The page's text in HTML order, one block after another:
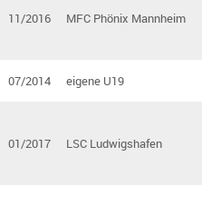
11/2016 MFC Phönix Mannheim
07/2014 eigene U19
01/2017 LSC Ludwigshafen